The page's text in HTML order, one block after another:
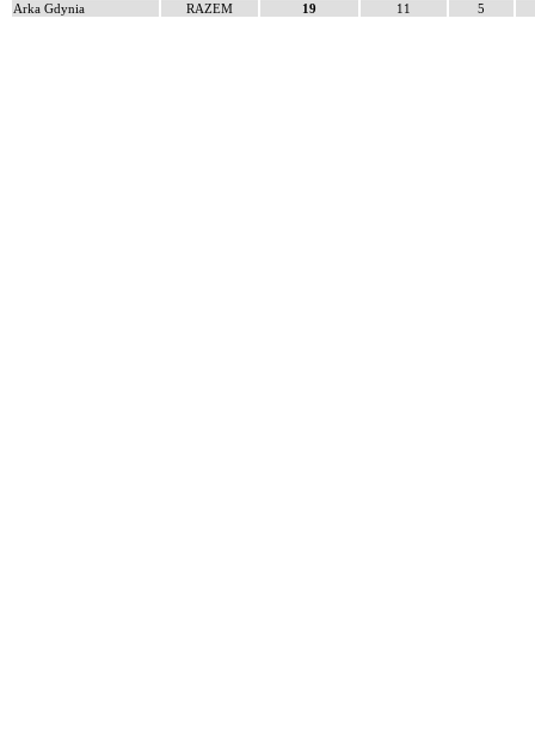
Arka Gdynia
RAZEM 19 11 5